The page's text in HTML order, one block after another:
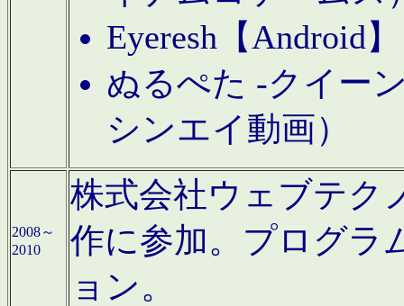
Eyeresh【Android
ぬるぺた -クイー
シンエイ動画）
2008～
2010
株式会社ウェブテク
作に参加。プログラ
ョン。